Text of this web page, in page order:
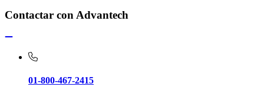
Contactar con Advantech
01-800-467-2415